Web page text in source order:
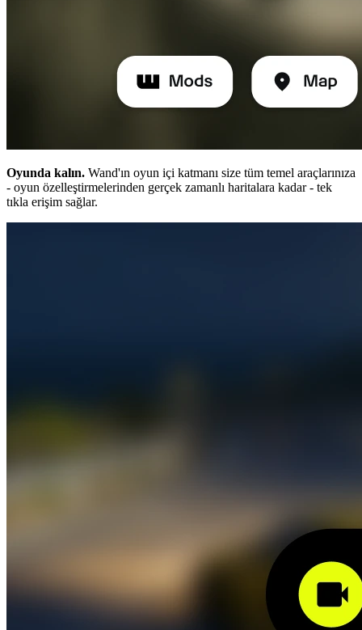
Oyunda kalın. Wand'ın oyun içi katmanı size tüm temel araçlarınıza
- oyun özelleştirmelerinden gerçek zamanlı haritalara kadar - tek
tıkla erişim sağlar.